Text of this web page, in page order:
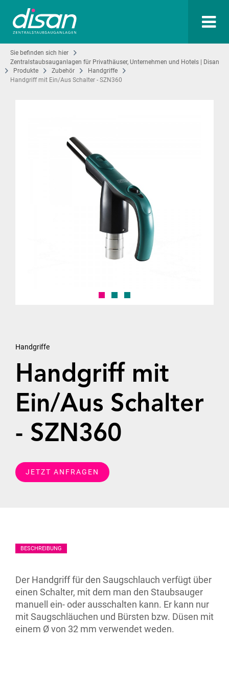
Sie befinden sich hier
Zentralstaubsauganlagen für Privathäuser, Unternehmen und Hotels | Disan
Produkte
Zubehör
Handgriffe
Handgriff mit Ein/Aus Schalter - SZN360
Handgriffe
Handgriff mit
Ein/Aus Schalter
- SZN360
JETZT ANFRAGEN
BESCHREIBUNG
Der Handgriff für den Saugschlauch verfügt über
einen Schalter, mit dem man den Staubsauger
manuell ein- oder ausschalten kann. Er kann nur
mit Saugschläuchen und Bürsten bzw. Düsen mit
einem Ø von 32 mm verwendet weden.